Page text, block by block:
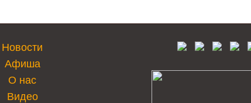
Новости
Афиша
О нас
Видео